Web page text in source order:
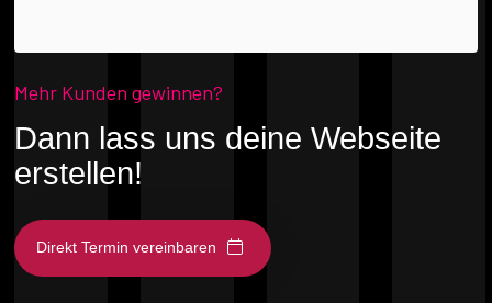
Mehr Kunden gewinnen?
Dann lass uns deine Webseite
erstellen!
Direkt Termin vereinbaren